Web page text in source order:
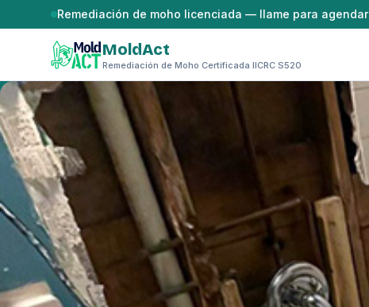
Saltar al contenidoRemediación de moho licenciada — llame para agendar
MoldAct
Remediación de Moho Certificada IICRC S520